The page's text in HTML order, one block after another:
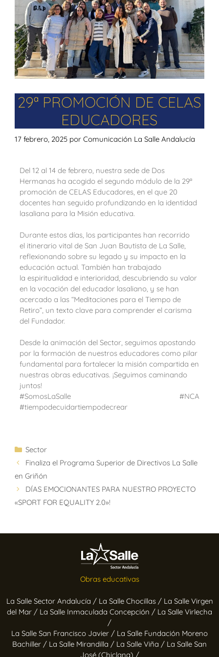
29ª PROMOCIÓN DE CELAS
EDUCADORES
17 febrero, 2025 por Comunicación La Salle Andalucía
Del 12 al 14 de febrero, nuestra sede de Dos
Hermanas ha acogido el segundo módulo de la 29ª
promoción de CELAS Educadores, en el que 20
docentes han seguido profundizando en la identidad
lasaliana para la Misión educativa.
Durante estos días, los participantes han recorrido
el itinerario vital de San Juan Bautista de La Salle,
reflexionando sobre su legado y su impacto en la
educación actual. También han trabajado
la espiritualidad e interioridad, descubriendo su valor
en la vocación del educador lasaliano, y se han
acercado a las “Meditaciones para el Tiempo de
Retiro”, un texto clave para comprender el carisma
del Fundador.
Desde la animación del Sector, seguimos apostando
por la formación de nuestros educadores como pilar
fundamental para fortalecer la misión compartida en
nuestras obras educativas. ¡Seguimos caminando
juntos!
#SomosLaSalle #NCA
#tiempodecuidartiempodecrear
Sector
Finaliza el Programa Superior de Directivos La Salle
en Griñón
DÍAS EMOCIONANTES PARA NUESTRO PROYECTO
«SPORT FOR EQUALITY 2.0»!
Obras educativas
La Salle Sector Andalucía / La Salle Chocillas / La Salle Virgen
del Mar / La Salle Inmaculada Concepción / La Salle Virlecha
/
La Salle San Francisco Javier / La Salle Fundación Moreno
Bachiller / La Salle Mirandilla / La Salle Viña / La Salle San
José (Chiclana) /